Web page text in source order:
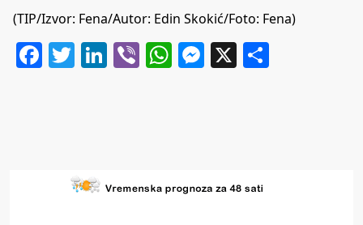
(TIP/Izvor: Fena/Autor: Edin Skokić/Foto: Fena)
Facebook
Twitter
LinkedIn
ViberWhatsApp
Messenger
X